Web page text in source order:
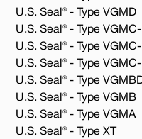
U.S. Seal® - Type VGMD
U.S. Seal® - Type
U.S. Seal® - Type
U.S. Seal® - Type VGMC-
U.S. Seal® - Type
U.S. Seal® - Type VGMB
U.S. Seal® - Type VGMA
U.S. Seal® - Type XT